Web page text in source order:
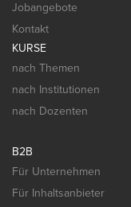
Jobangebote
Kontakt
KURSE
nach Themen
nach Institutionen
nach Dozenten
B2B
Für Unternehmen
Für Inhaltsanbieter